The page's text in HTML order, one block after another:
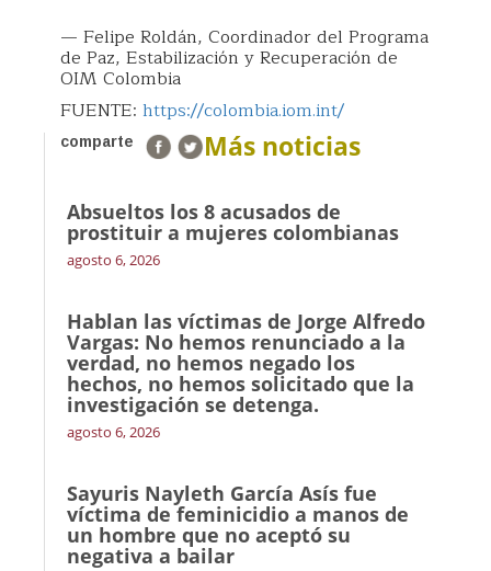
— Felipe Roldán, Coordinador del Programa
de Paz, Estabilización y Recuperación de
OIM Colombia
FUENTE: https://colombia.iom.int/
comparte Más noticias
Absueltos los 8 acusados de
prostituir a mujeres colombianas
agosto 6, 2026
Hablan las víctimas de Jorge Alfredo
Vargas: No hemos renunciado a la
verdad, no hemos negado los
hechos, no hemos solicitado que la
investigación se detenga.
agosto 6, 2026
Sayuris Nayleth García Asís fue
víctima de feminicidio a manos de
un hombre que no aceptó su
negativa a bailar